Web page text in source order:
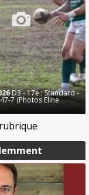
D3 - 17e : Standard -
7 (Photos Eline